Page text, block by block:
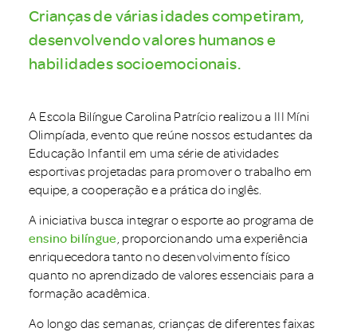
Crianças de várias idades competiram,
desenvolvendo valores humanos e
habilidades socioemocionais.
A Escola Bilíngue Carolina Patrício realizou a III Míni
Olimpíada, evento que reúne nossos estudantes da
Educação Infantil em uma série de atividades
esportivas projetadas para promover o trabalho em
equipe, a cooperação e a prática do inglês.
A iniciativa busca integrar o esporte ao programa de
ensino bilíngue , proporcionando uma experiência
enriquecedora tanto no desenvolvimento físico
quanto no aprendizado de valores essenciais para a
formação acadêmica.
Ao longo das semanas, crianças de diferentes faixas